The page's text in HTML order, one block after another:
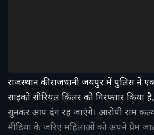
राजस्थान की राजधानी जयपुर में पुलिस ने
साइको सीरियल किलर को गिरफ्तार किया
सुनकर आप दंग रह जाएंगे। आरोपी राम
मीडिया के जरिए महिलाओं को अपने प्रेम